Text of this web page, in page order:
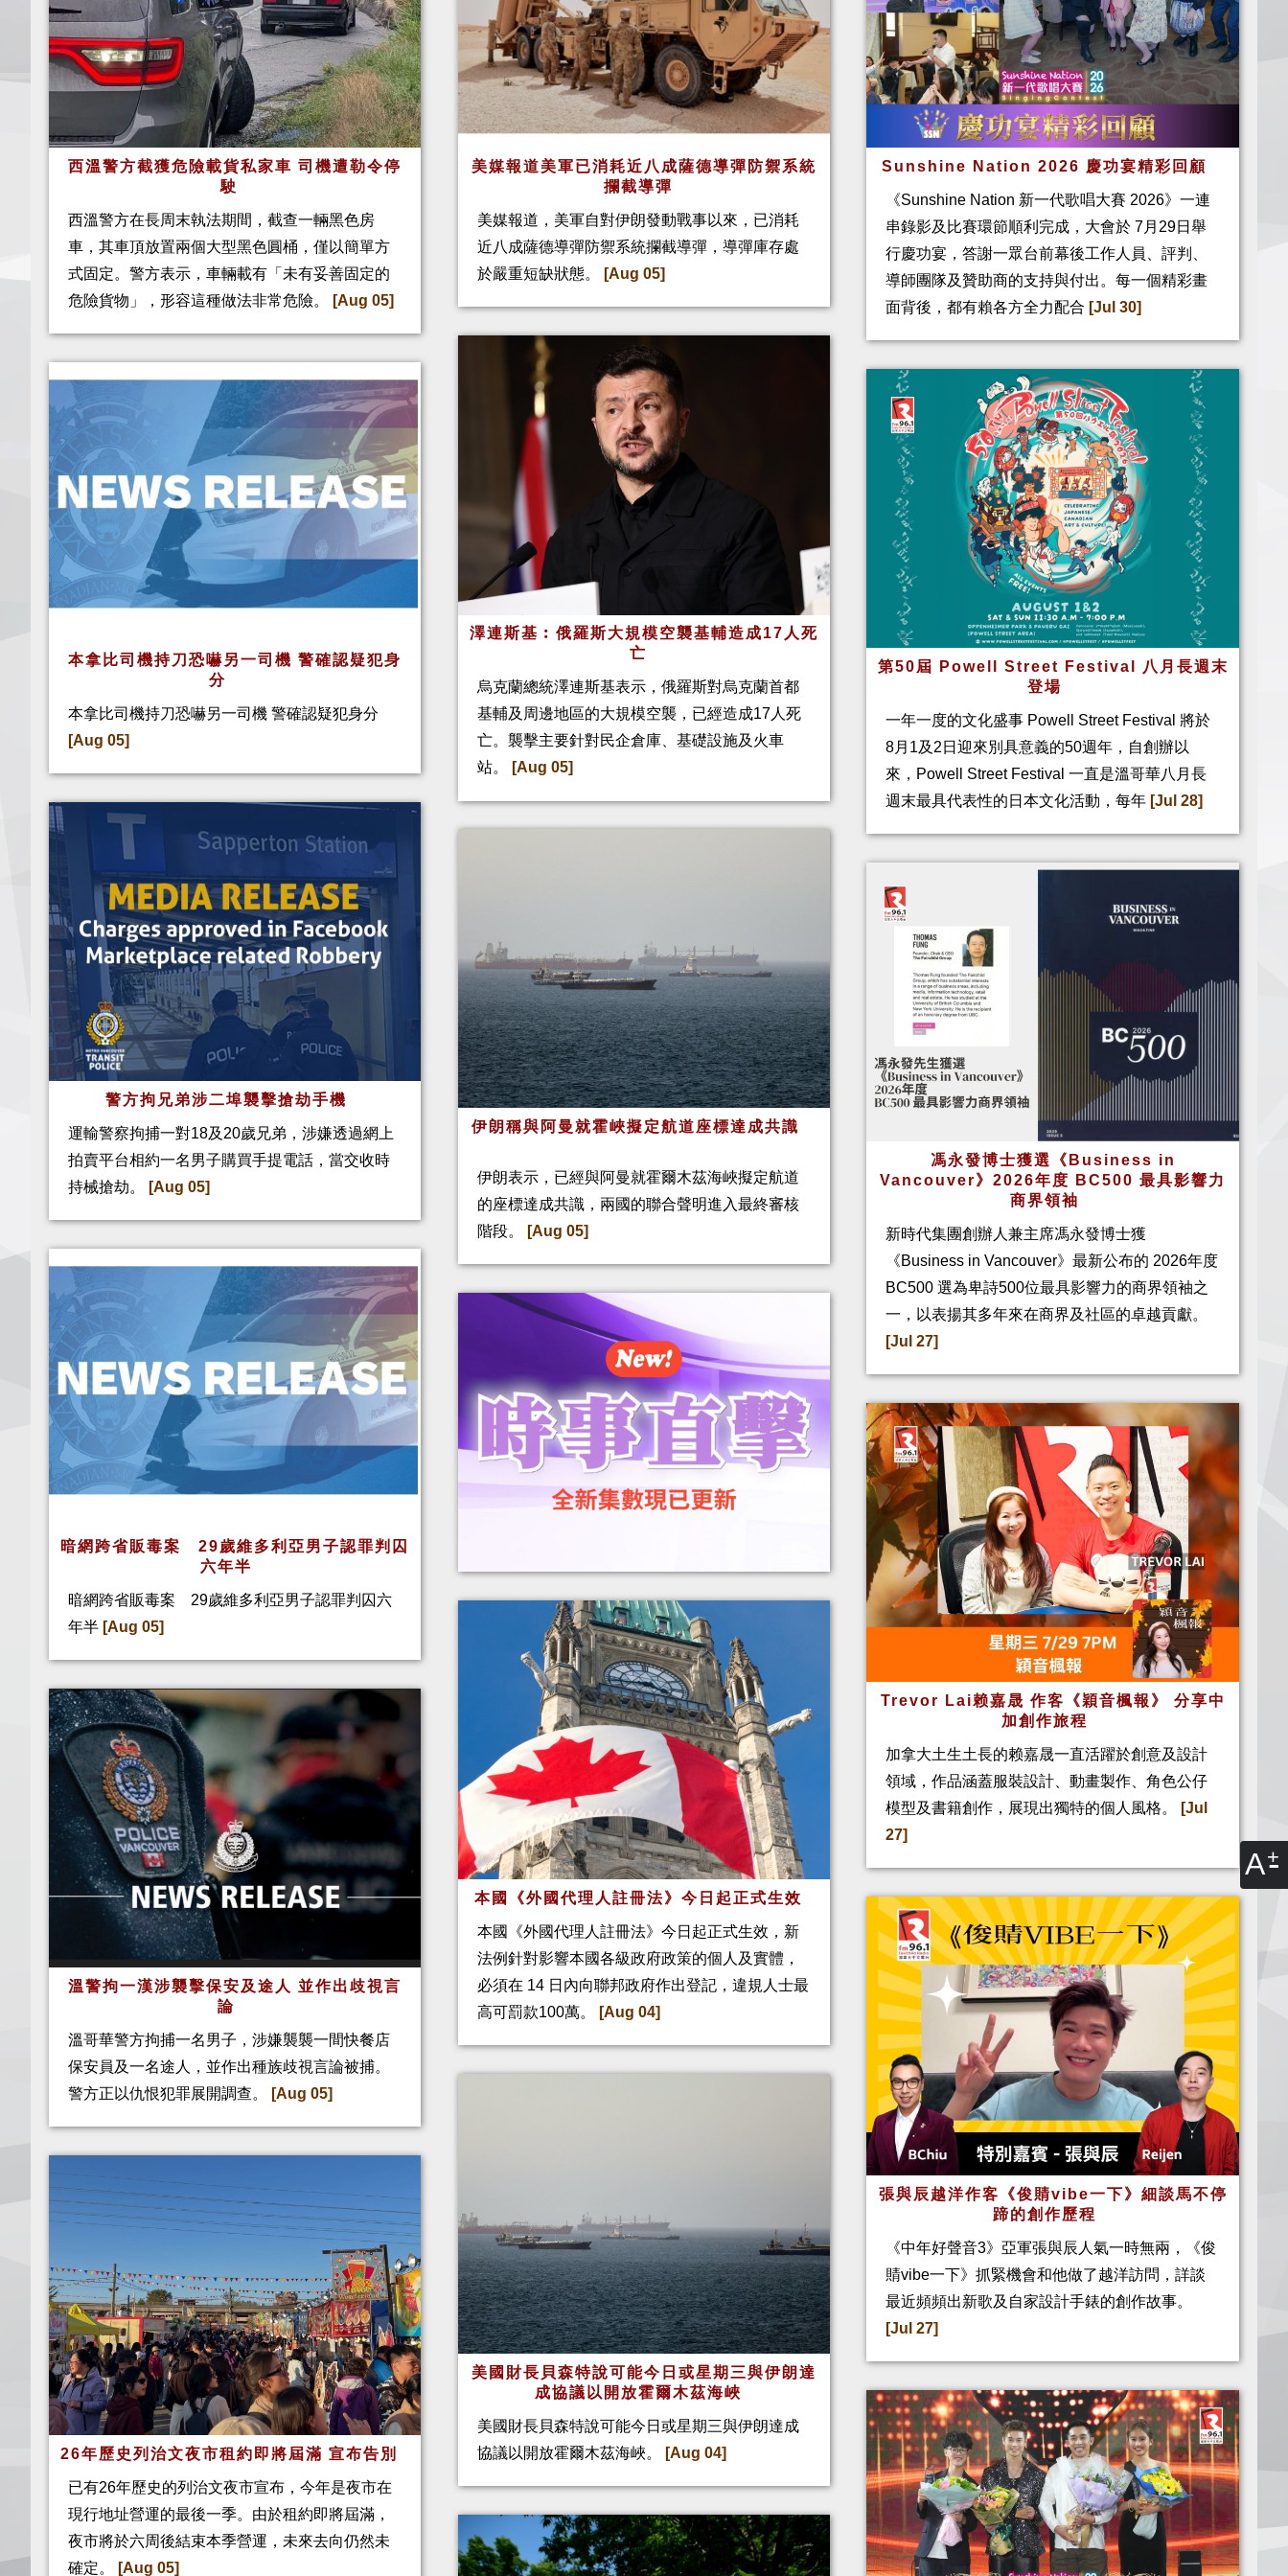
A
西溫警方截獲危險載貨私家車 司機遭勒令停
駛
西溫警方在長周末執法期間，截查一輛黑色房
車，其車頂放置兩個大型黑色圓桶，僅以簡單方
式固定。警方表示，車輛載有「未有妥善固定的
危險貨物」，形容這種做法非常危險。
[Aug 05]
本拿比司機持刀恐嚇另一司機 警確認疑犯身
分
本拿比司機持刀恐嚇另一司機 警確認疑犯身分
[Aug 05]
警方拘兄弟涉二埠襲擊搶劫手機
運輸警察拘捕一對18及20歲兄弟，涉嫌透過網上
拍賣平台相約一名男子購買手提電話，當交收時
持械搶劫。
[Aug 05]
暗網跨省販毒案 29歲維多利亞男子認罪判囚
六年半
暗網跨省販毒案 29歲維多利亞男子認罪判囚六
年半 [Aug 05]
溫警拘一漢涉襲擊保安及途人 並作出歧視言
論
溫哥華警方拘捕一名男子，涉嫌襲襲一間快餐店
保安員及一名途人，並作出種族歧視言論被捕。
警方正以仇恨犯罪展開調查。
[Aug 05]
26年歷史列治文夜市租約即將屆滿 宣布告別
已有26年歷史的列治文夜市宣布，今年是夜市在
現行地址營運的最後一季。由於租約即將屆滿，
夜市將於六周後結束本季營運，未來去向仍然未
確定。
[Aug 05]
美媒報道美軍已消耗近八成薩德導彈防禦系統
攔截導彈
美媒報道，美軍自對伊朗發動戰事以來，已消耗
近八成薩德導彈防禦系統攔截導彈，導彈庫存處
於嚴重短缺狀態。
[Aug 05]
澤連斯基︰俄羅斯大規模空襲基輔造成17人死
亡
烏克蘭總統澤連斯基表示，俄羅斯對烏克蘭首都
基輔及周邊地區的大規模空襲，已經造成17人死
亡。襲擊主要針對民企倉庫、基礎設施及火車
站。
[Aug 05]
伊朗稱與阿曼就霍峽擬定航道座標達成共識
伊朗表示，已經與阿曼就霍爾木茲海峽擬定航道
的座標達成共識，兩國的聯合聲明進入最終審核
階段。
[Aug 05]
本國《外國代理人註冊法》今日起正式生效
本國《外國代理人註冊法》今日起正式生效，新
法例針對影響本國各級政府政策的個人及實體，
必須在 14 日內向聯邦政府作出登記，違規人士最
高可罰款100萬。
[Aug 04]
美國財長貝森特說可能今日或星期三與伊朗達
成協議以開放霍爾木茲海峽
美國財長貝森特說可能今日或星期三與伊朗達成
協議以開放霍爾木茲海峽。
[Aug 04]
Sunshine Nation 2026 慶功宴精彩回顧
《Sunshine Nation 新一代歌唱大賽 2026》一連
串錄影及比賽環節順利完成，大會於 7月29日舉
行慶功宴，答謝一眾台前幕後工作人員、評判、
導師團隊及贊助商的支持與付出。每一個精彩畫
面背後，都有賴各方全力配合 [Jul 30]
第50屆 Powell Street Festival 八月長週末
登場
一年一度的文化盛事 Powell Street Festival 將於
8月1及2日迎來別具意義的50週年，自創辦以
來，Powell Street Festival 一直是溫哥華八月長
週末最具代表性的日本文化活動，每年 [Jul 28]
馮永發博士獲選《Business in
Vancouver》2026年度 BC500 最具影響力
商界領袖
新時代集團創辦人兼主席馮永發博士獲
《Business in Vancouver》最新公布的 2026年度
BC500 選為卑詩500位最具影響力的商界領袖之
一，以表揚其多年來在商界及社區的卓越貢獻。
[Jul 27]
Trevor Lai赖嘉晟 作客《穎音楓報》 分享中
加創作旅程
加拿大土生土長的赖嘉晟一直活躍於創意及設計
領域，作品涵蓋服裝設計、動畫製作、角色公仔
模型及書籍創作，展現出獨特的個人風格。
[Jul
27]
張與辰越洋作客《俊䝼vibe一下》細談馬不停
蹄的創作歷程
《中年好聲音3》亞軍張與辰人氣一時無兩，《俊
䝼vibe一下》抓緊機會和他做了越洋訪問，詳談
最近頻頻出新歌及自家設計手錶的創作故事。
[Jul 27]